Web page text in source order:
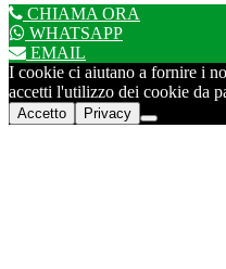
CHIAMA ORA
WHATSAPP
EMAIL
I cookie ci aiutano a fornire i
accetti l'utilizzo dei cookie da
Accetto Privacy